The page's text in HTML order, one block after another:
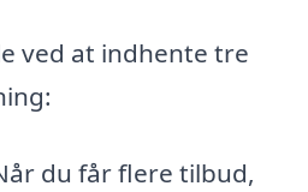
ved at indhente tre
du får flere tilbud,